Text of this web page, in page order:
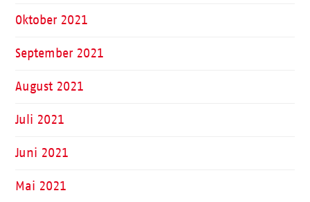
Oktober 2021
September 2021
August 2021
Juli 2021
Juni 2021
Mai 2021